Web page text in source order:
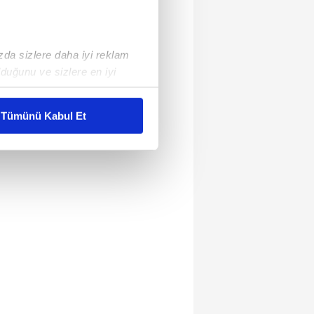
sizlere daha iyi reklam
ve sizlere en iyi
karşılamak
kullanılmaktadır. Bu
sunulması
detaylı bilgi için Ayarlar
ve sitemizde ilgili
Tümünü Kabul Et